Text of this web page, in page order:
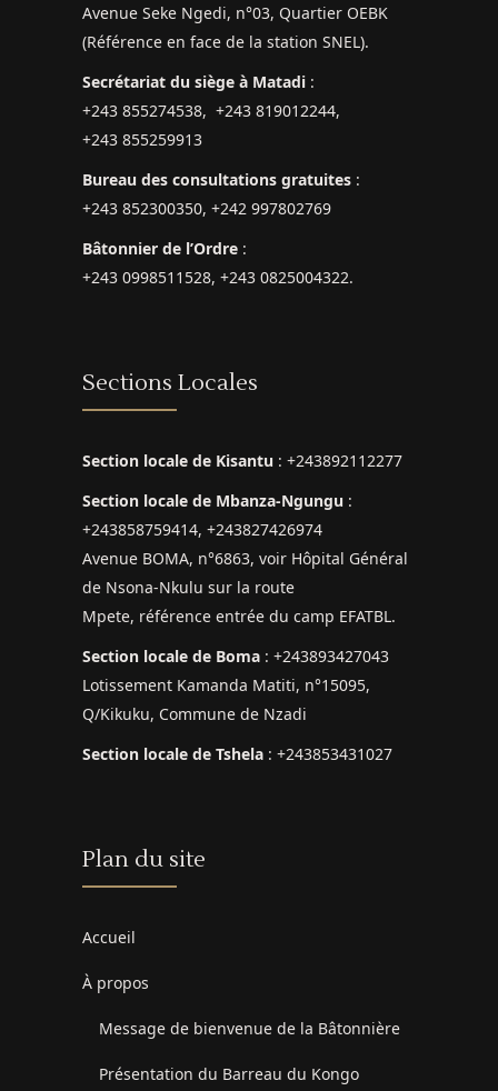
Avenue Seke Ngedi, n°03, Quartier OEBK
(Référence en face de la station SNEL).
Secrétariat du siège à Matadi :
+243 855274538, +243 819012244,
+243 855259913
Bureau des consultations gratuites :
+243 852300350, +242 997802769
Bâtonnier de l’Ordre :
+243 0998511528, +243 0825004322.
Sections Locales
Section locale de Kisantu : +243892112277
Section locale de Mbanza-Ngungu :
+243858759414, +243827426974
Avenue BOMA, n°6863, voir Hôpital Général
de Nsona-Nkulu sur la route
Mpete, référence entrée du camp EFATBL.
Section locale de Boma : +243893427043
Lotissement Kamanda Matiti, n°15095,
Q/Kikuku, Commune de Nzadi
Section locale de Tshela : +243853431027
Plan du site
Accueil
À propos
Message de bienvenue de la Bâtonnière
Présentation du Barreau du Kongo